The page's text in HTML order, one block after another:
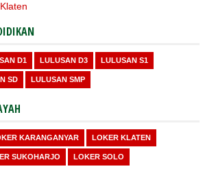
D1 LULUSAN D3 LULUSAN S1
SD LULUSAN SMP
KARANGANYAR LOKER KLATEN
SUKOHARJO LOKER SOLO